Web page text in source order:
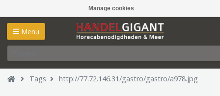
Manage cookies
Menu
Tags http://77.72.146.31/gastro/gastro/a978.jpg